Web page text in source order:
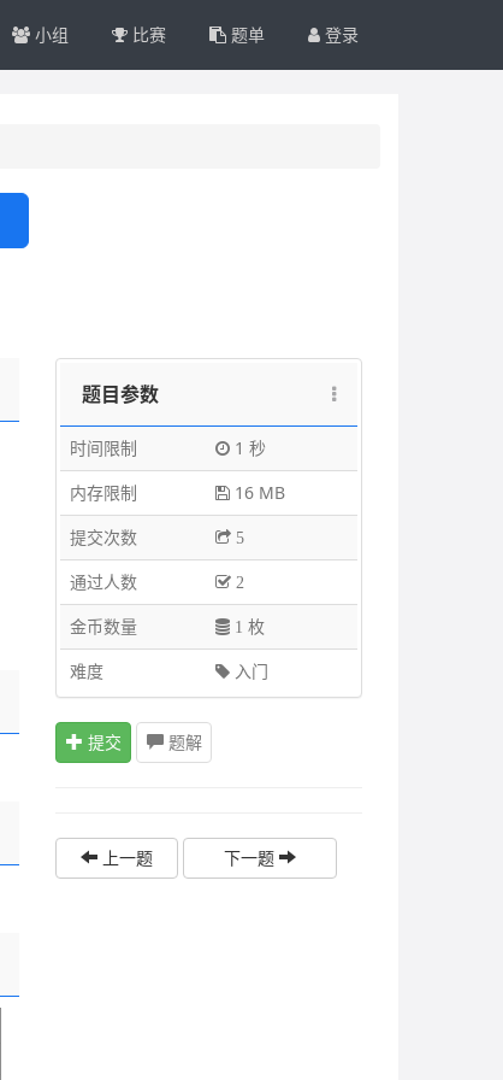
小组 比赛 题单 登录
题目参数
时间限制
1 秒
内存限制
16 MB
提交次数
5
通过人数 2
金币数量 1 枚
难度 入门
提交 题解
上一题 下一题